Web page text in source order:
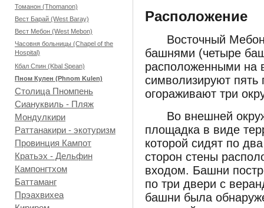
Томанон (Thomanon)
Вест Барай (West Baray)
Вест Мебон (West Mebon)
Часовня больницы (Chapel of the
Hospital)
Кбал Спин (Kbal Spean)
Пном Кулен (Phnom Kulen)
Столица Пномпень
Сиануквиль - Пляж
Мондулкири
Раттанакири - экотуризм
Провинция Кампот
Кратьэх - Дельфин
Кампонгтхом
Баттаманг
Прэахвихеа
Расположение
Восточный
башнями (четыре
расположенными на
символизируют
огораживают три
Во внешней
площадка в виде
которой сидят по
сторон стены
входом. Башни
по три двери с
башни была